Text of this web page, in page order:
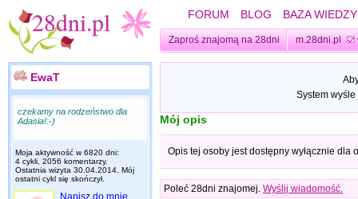
FORUM BLOG BAZA WIEDZY
Zaproś znajomą na 28dni m.28dni.pl
EwaT
czekamy na rodzeństwo dla
Adasia!:-)
Moja aktywność w 6820 dni:
4 cykli, 2056 komentarzy.
Ostatnia wizyta 30.04.2014 . Mój
ostatni cykl się skończył.
Napisz do mnie
System
Mój opis
Opis tej osoby jest dostępny wyłącznie dla
Poleć 28dni znajomej. Wyślij wiadomość.